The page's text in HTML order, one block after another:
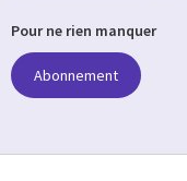
Pour ne rien manquer
Abonnement